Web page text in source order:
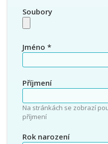
Soubory
Jméno *
Příjmení
Na stránkách se zobrazí
příjmení
Rok narození